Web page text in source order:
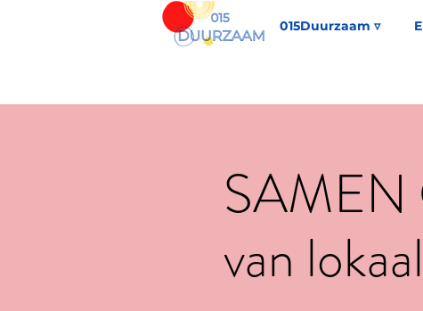
015Duurzaam ▿
SAMEN
van lokaal